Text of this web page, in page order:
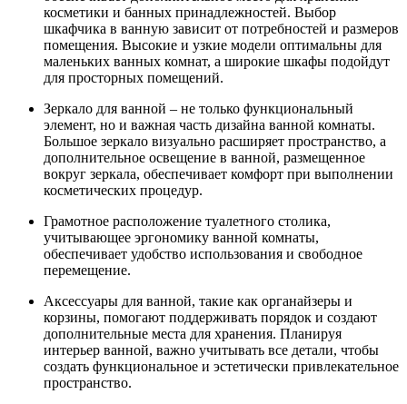
косметики и банных принадлежностей. Выбор
шкафчика в ванную зависит от потребностей и размеров
помещения. Высокие и узкие модели оптимальны для
маленьких ванных комнат, а широкие шкафы подойдут
для просторных помещений.
Зеркало для ванной – не только функциональный
элемент, но и важная часть дизайна ванной комнаты.
Большое зеркало визуально расширяет пространство, а
дополнительное освещение в ванной, размещенное
вокруг зеркала, обеспечивает комфорт при выполнении
косметических процедур.
Грамотное расположение туалетного столика,
учитывающее эргономику ванной комнаты,
обеспечивает удобство использования и свободное
перемещение.
Аксессуары для ванной, такие как органайзеры и
корзины, помогают поддерживать порядок и создают
дополнительные места для хранения. Планируя
интерьер ванной, важно учитывать все детали, чтобы
создать функциональное и эстетически привлекательное
пространство.